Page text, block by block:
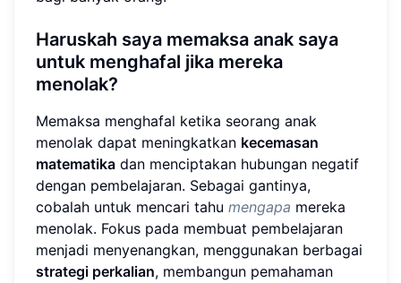
Haruskah saya memaksa anak saya
untuk menghafal jika mereka
menolak?
Memaksa menghafal ketika seorang anak
menolak dapat meningkatkan kecemasan
matematika dan menciptakan hubungan negatif
dengan pembelajaran. Sebagai gantinya,
cobalah untuk mencari tahu mengapa mereka
menolak. Fokus pada membuat pembelajaran
menjadi menyenangkan, menggunakan berbagai
strategi perkalian, membangun pemahaman